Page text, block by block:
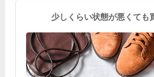
少しくらい状態が悪くても